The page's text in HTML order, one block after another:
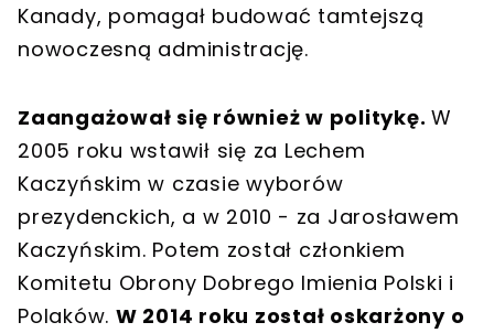
Kanady, pomagał budować tamtejszą
nowoczesną administrację.
Zaangażował się również w politykę. W
2005 roku wstawił się za Lechem
Kaczyńskim w czasie wyborów
prezydenckich, a w 2010 - za Jarosławem
Kaczyńskim. Potem został członkiem
Komitetu Obrony Dobrego Imienia Polski i
Polaków. W 2014 roku został oskarżony o